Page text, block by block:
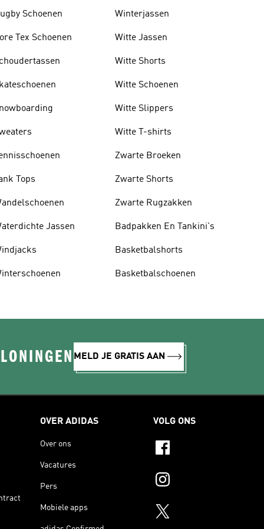
Schoenen
Tex Schoenen
Tops
Jassen
Winterjassen
Witte Jassen
Witte Shorts
Witte Schoenen
Witte Slippers
Witte T-shirts
Zwarte Broeken
Zwarte Shorts
Zwarte Rugzakken
Badpakken En Tankini's
Basketbalshorts
Basketbalschoenen
MELD JE GRATIS AAN
OVER ADIDAS
Over ons
Vacatures
Pers
Mobiele apps
VOLG ONS